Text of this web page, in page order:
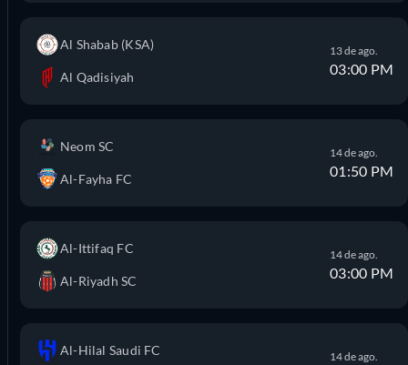
Al Shabab (KSA)
Al Qadisiyah
13 de ago.
03:00 PM
Neom SC
Al-Fayha FC
14 de ago.
01:50 PM
Al-Ittifaq FC
Al-Riyadh SC
14 de ago.
03:00 PM
Al-Hilal Saudi FC 14 de ago.